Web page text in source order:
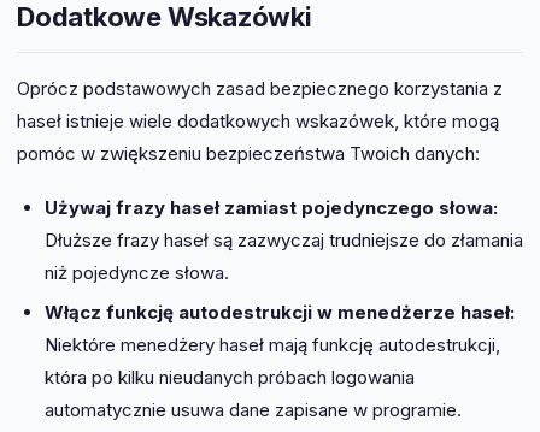
Dodatkowe Wskazówki
Oprócz podstawowych zasad bezpiecznego korzystania z
haseł istnieje wiele dodatkowych wskazówek, które mogą
pomóc w zwiększeniu bezpieczeństwa Twoich danych:
Używaj frazy haseł zamiast pojedynczego słowa:
Dłuższe frazy haseł są zazwyczaj trudniejsze do złamania
niż pojedyncze słowa.
Włącz funkcję autodestrukcji w menedżerze haseł:
Niektóre menedżery haseł mają funkcję autodestrukcji,
która po kilku nieudanych próbach logowania
automatycznie usuwa dane zapisane w programie.